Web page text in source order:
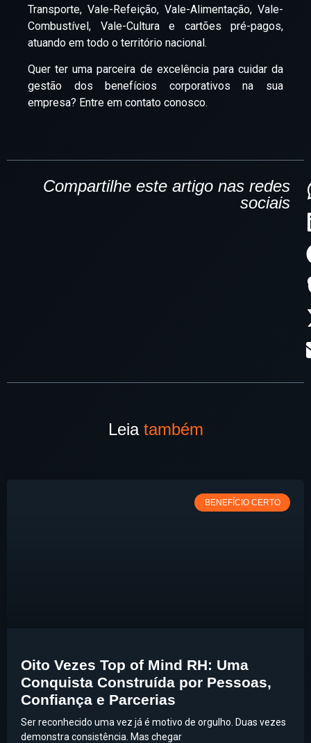
Transporte, Vale-Refeição, Vale-Alimentação, Vale-
Combustível, Vale-Cultura e cartões pré-pagos,
atuando em todo o território nacional.
Quer ter uma parceira de excelência para cuidar da
gestão dos benefícios corporativos na sua
empresa? Entre em contato conosco.
Compartilhe este artigo nas redes
sociais
Leia também
BENEFÍCIO CERTO
Oito Vezes Top of Mind RH: Uma
Conquista Construída por Pessoas,
Confiança e Parcerias
Ser reconhecido uma vez já é motivo de orgulho. Duas vezes
demonstra consistência. Mas chegar